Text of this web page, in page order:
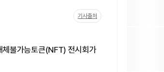
기사출처
체불가능토큰(NFT) 전시회가